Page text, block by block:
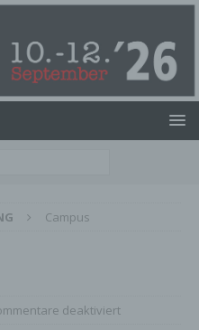
Campus
deaktiviert